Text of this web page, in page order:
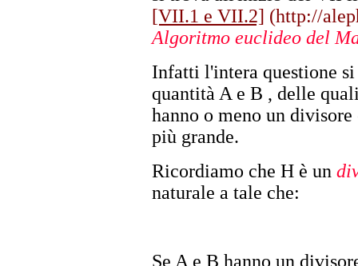
[VII.1 e VII.2] (http://
Algoritmo euclideo del
Infatti l'intera questione
quantità A e B , delle
hanno o meno un
più grande.
Ricordiamo che H è un
naturale a tale che:
Se A e B hanno un